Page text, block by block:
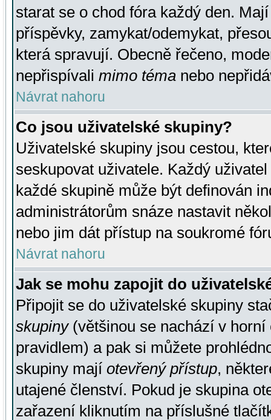
starat se o chod fóra každý den.
příspěvky, zamykat/odemykat,
která spravují. Obecně řečeno,
nepřispívali mimo téma nebo
Návrat nahoru
Co jsou uživatelské skupiny?
Uživatelské skupiny jsou cestou,
seskupovat uživatele. Každý
každé skupině může být definován
administrátorům snáze nastavit
nebo jim dát přístup na soukromé
Návrat nahoru
Jak se mohu zapojit do
Připojit se do uživatelské skupiny
skupiny(většinou se nachází v horní
pravidlem) a pak si můžete
skupiny mají otevřený přístup,
utajené členství. Pokud je skupina
zařazení kliknutím na příslušné